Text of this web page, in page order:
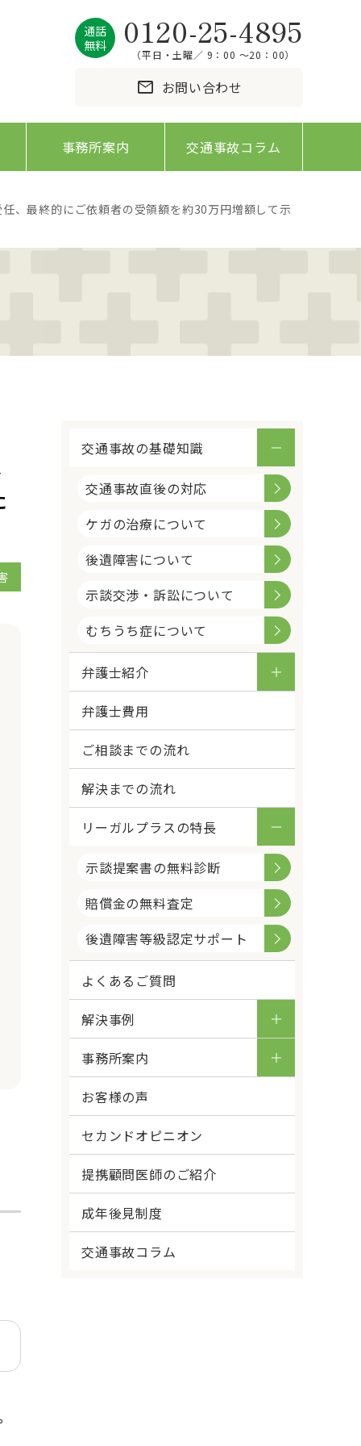
通話
無料
0120-25-4895
（平日・土曜／ 9：00 〜20：00）
mail お問い合わせ
事務所案内 交通事故コラム
、最終的にご依頼者の受領額を約30万円増額して示
交通事故の基礎知識
交通事故直後の対応
ケガの治療について
後遺障害について
示談交渉・訴訟について
むちうち症について
弁護士紹介
弁護士費用
ご相談までの流れ
解決までの流れ
リーガルプラスの特長
示談提案書の無料診断
賠償金の無料査定
後遺障害等級認定サポート
よくあるご質問
解決事例
事務所案内
お客様の声
セカンドオピニオン
提携顧問医師のご紹介
成年後見制度
交通事故コラム